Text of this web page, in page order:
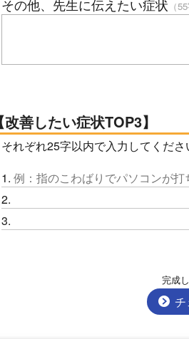
その他、先生に伝えたい症状 （
改善したい症状TOP3
それぞれ25字以内で入力してくださ
完成
チ